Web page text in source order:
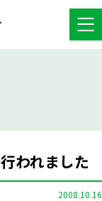
われました
2008.10.16